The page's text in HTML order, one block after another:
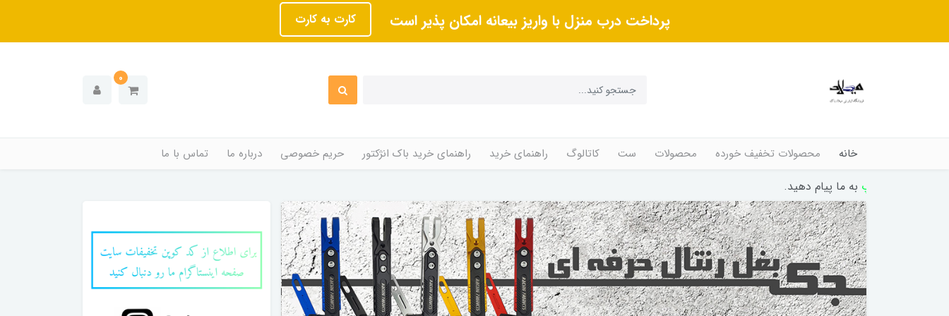
پرداخت درب منزل با واریز بیعانه امکان پذیر است کارت به کارت
0
خانه محصولات تخفیف خورده محصولات ست کاتالوگ راهنمای خرید راهنمای خرید باک انژکتور حریم خصوصی درباره ما تماس با ما